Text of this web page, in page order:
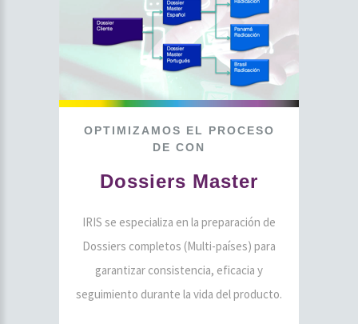
Dossiers Master
OPTIMIZAMOS EL
PROCESO
DE CON
IRIS se especializa en la preparación de
Dossiers completos (Multi-países) para
garantizar consistencia, eficacia y
seguimiento durante la vida del producto.